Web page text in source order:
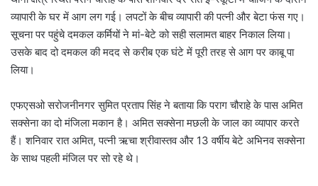
व्यापारी के घर में आग लग गई। लपटों के बीच व्यापारी की पत्नी और बेटा फंस गए।
सूचना पर पहुंचे दमकल कर्मियों ने मां-बेटे को सही सलामत बाहर निकाल लिया।
उसके बाद दो दमकल की मदद से करीब एक घंटे में पूरी तरह से आग पर काबू पा
लिया।
एफएसओ सरोजनीनगर सुमित प्रताप सिंह ने बताया कि पराग चौराहे के पास अमित
सक्सेना का दो मंजिला मकान है। अमित सक्सेना मछली के जाल का व्यापार करते
हैं। शनिवार रात अमित, पत्नी ऋचा श्रीवास्तव और 13 वर्षीय बेटे अभिनव सक्सेना
के साथ पहली मंजिल पर सो रहे थे।